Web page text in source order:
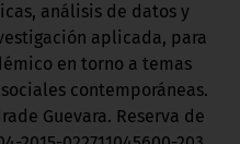
análisis de datos y
aplicada, para
en torno a temas
contemporáneas.
Guevara. Reserva de